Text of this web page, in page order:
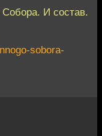
И состав.
sobora-